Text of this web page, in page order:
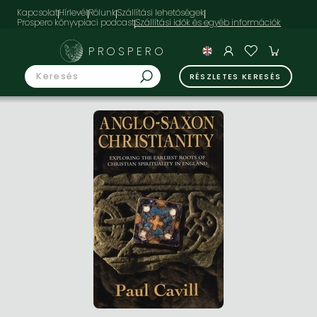
KapcsolatHírlevélRólunkSzállítási lehetőségek
Prospero könyvpiaci podcast
PROSPERO
RÉSZLETES KERESÉS